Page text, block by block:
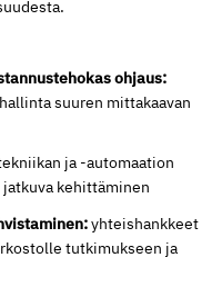
ohjaus:
suuren mittakaavan
ja -automaation
kehittäminen
yhteishankkeet
tutkimukseen ja